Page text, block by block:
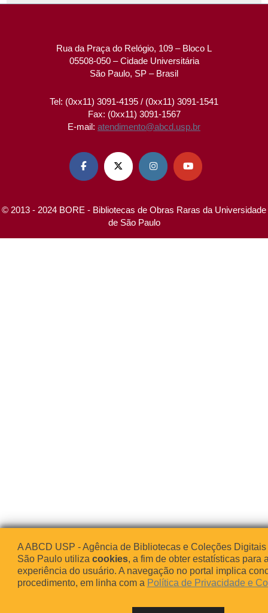
Rua da Praça do Relógio, 109 – Bloco L
05508-050 – Cidade Universitária
São Paulo, SP – Brasil
Tel: (0xx11) 3091-4195 / (0xx11) 3091-1541
Fax: (0xx11) 3091-1567
E-mail: atendimento@abcd.usp.br
   
© 2013 - 2024 BORE - Bibliotecas de Obras Raras da Universidade
de São Paulo
A ABCD USP - Agência de Bibliotecas e Coleções
São Paulo utiliza cookies, a fim de obter estatísticas para
experiência do usuário. A navegação no portal implica
procedimento, em linha com a Política de Privacidade e